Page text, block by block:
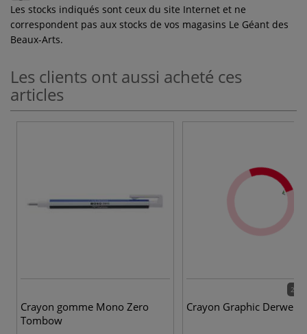
Les stocks indiqués sont ceux du site Internet et ne
correspondent pas aux stocks de vos magasins Le Géant des
Beaux-Arts.
Les clients ont aussi acheté ces
articles
Crayon gomme Mono Zero
Tombow
24
Crayon Graphic Derwent